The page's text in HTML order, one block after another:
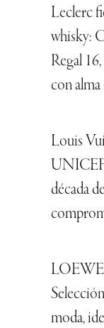
Leclerc
whisky:
Regal
con
Louis
década de
LOEWE
moda,